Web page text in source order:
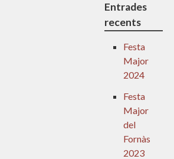
Entrades
recents
Festa
Major
2024
Festa
Major
del
Fornàs
2023